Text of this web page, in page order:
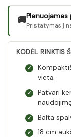
🚚Pristatymas į
KODĖL RINKTIS
✓
vietą.
✓
Patvari
✓ Balta
✓
18 cm